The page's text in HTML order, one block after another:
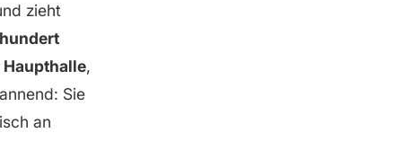
zieht
,
Sie
an